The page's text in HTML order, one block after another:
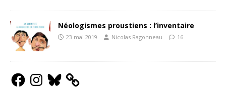
Néologismes proustiens : l’inventaire
23 mai 2019 Nicolas Ragonneau 16